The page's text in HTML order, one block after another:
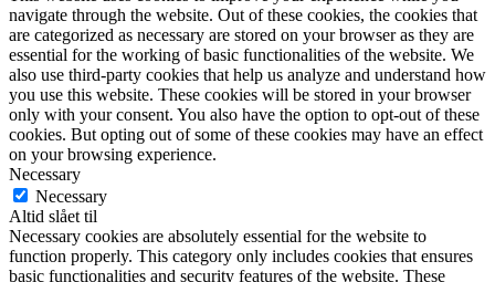
navigate through the website. Out of these cookies, the cookies that
are categorized as necessary are stored on your browser as they are
essential for the working of basic functionalities of the website. We
also use third-party cookies that help us analyze and understand how
you use this website. These cookies will be stored in your browser
only with your consent. You also have the option to opt-out of these
cookies. But opting out of some of these cookies may have an effect
on your browsing experience.
Necessary
Necessary
Altid slået til
Necessary cookies are absolutely essential for the website to
function properly. This category only includes cookies that ensures
basic functionalities and security features of the website. These